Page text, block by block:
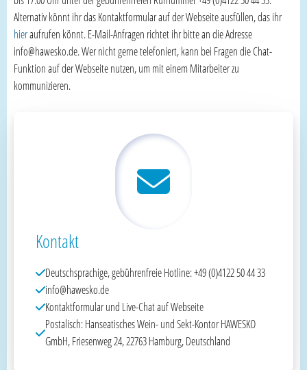
Alternativ könnt ihr das Kontaktformular auf der Webseite ausfüllen, das ihr
hieraufrufen könnt. E-Mail-Anfragen richtet ihr bitte an die Adresse
info@hawesko.de. Wer nicht gerne telefoniert, kann bei Fragen die Chat-
Funktion auf der Webseite nutzen, um mit einem Mitarbeiter zu
kommunizieren.
Kontakt
Deutschsprachige, gebührenfreie Hotline: +49 (0)4122 50 44 33
info@hawesko.de
Kontaktformular und Live-Chat auf Webseite
Postalisch: Hanseatisches Wein- und Sekt-Kontor HAWESKO
GmbH, Friesenweg 24, 22763 Hamburg, Deutschland